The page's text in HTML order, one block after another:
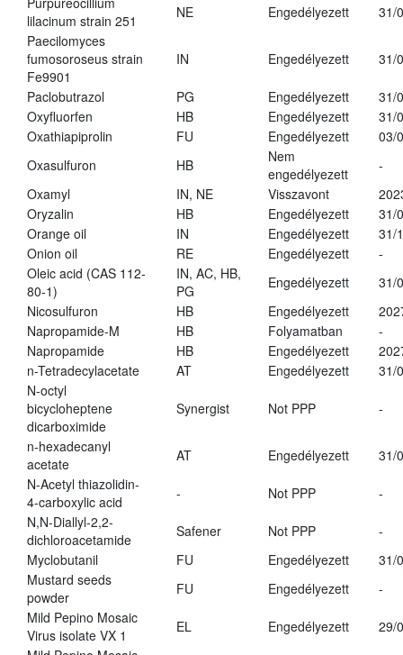
lilacinum strain 251
NE Engedélyezett
31/
Paecilomyces
fumosoroseus strain
Fe9901
IN Engedélyezett 31/
Paclobutrazol PG Engedélyezett
31/
Oxyfluorfen
HB Engedélyezett
31/
Oxathiapiprolin
FU Engedélyezett
03/
Oxasulfuron
HB
Nem
engedélyezett
-
Oxamyl
IN, NE Visszavont
Oryzalin
HB Engedélyezett
31/
Orange oil
IN Engedélyezett
31/
Onion oil
RE Engedélyezett
-
Oleic acid (CAS 112-
80-1)
IN, AC, HB,
PG
Engedélyezett
31/
Nicosulfuron
HB Engedélyezett
Napropamide-M
HB Folyamatban
-
Napropamide
HB Engedélyezett
n-Tetradecylacetate
AT Engedélyezett
31/
N-octyl
bicycloheptene
dicarboximide
Synergist Not PPP -
n-hexadecanyl
acetate
AT Engedélyezett
31/
N-Acetyl thiazolidin-
4-carboxylic acid
- Not PPP
-
N,N-Diallyl-2,2-
dichloroacetamide
Safener Not PPP
-
Myclobutanil
FU Engedélyezett
31/
Mustard seeds
powder
FU Engedélyezett
-
Mild Pepino Mosaic
Virus isolate VX 1
EL Engedélyezett
29/